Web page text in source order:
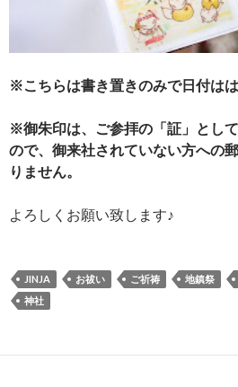
※こちらは書き置きのみで日付はは
※御朱印は、ご参拝の「証」とし
ので、御来社されていない方への
りません。
よろしくお願い致します♪
JINJA お祓い ご祈祷 地鎮祭
神社